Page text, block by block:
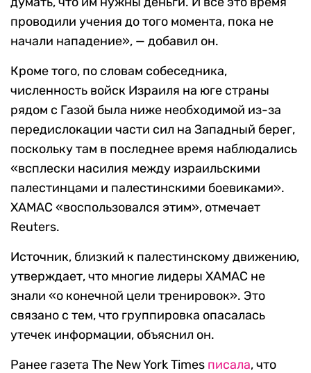
проводили учения до того момента, пока не
начали нападение», — добавил он.
Кроме того, по словам собеседника,
численность войск Израиля на юге страны
рядом с Газой была ниже необходимой из-за
передислокации части сил на Западный берег,
поскольку там в последнее время наблюдались
«всплески насилия между израильскими
палестинцами и палестинскими боевиками».
ХАМАС «воспользовался этим», отмечает
Reuters.
Источник, близкий к палестинскому движению,
утверждает, что многие лидеры ХАМАС не
знали «о конечной цели тренировок». Это
связано с тем, что группировка опасалась
утечек информации, объяснил он.
Ранее газета The New York Times писала, что